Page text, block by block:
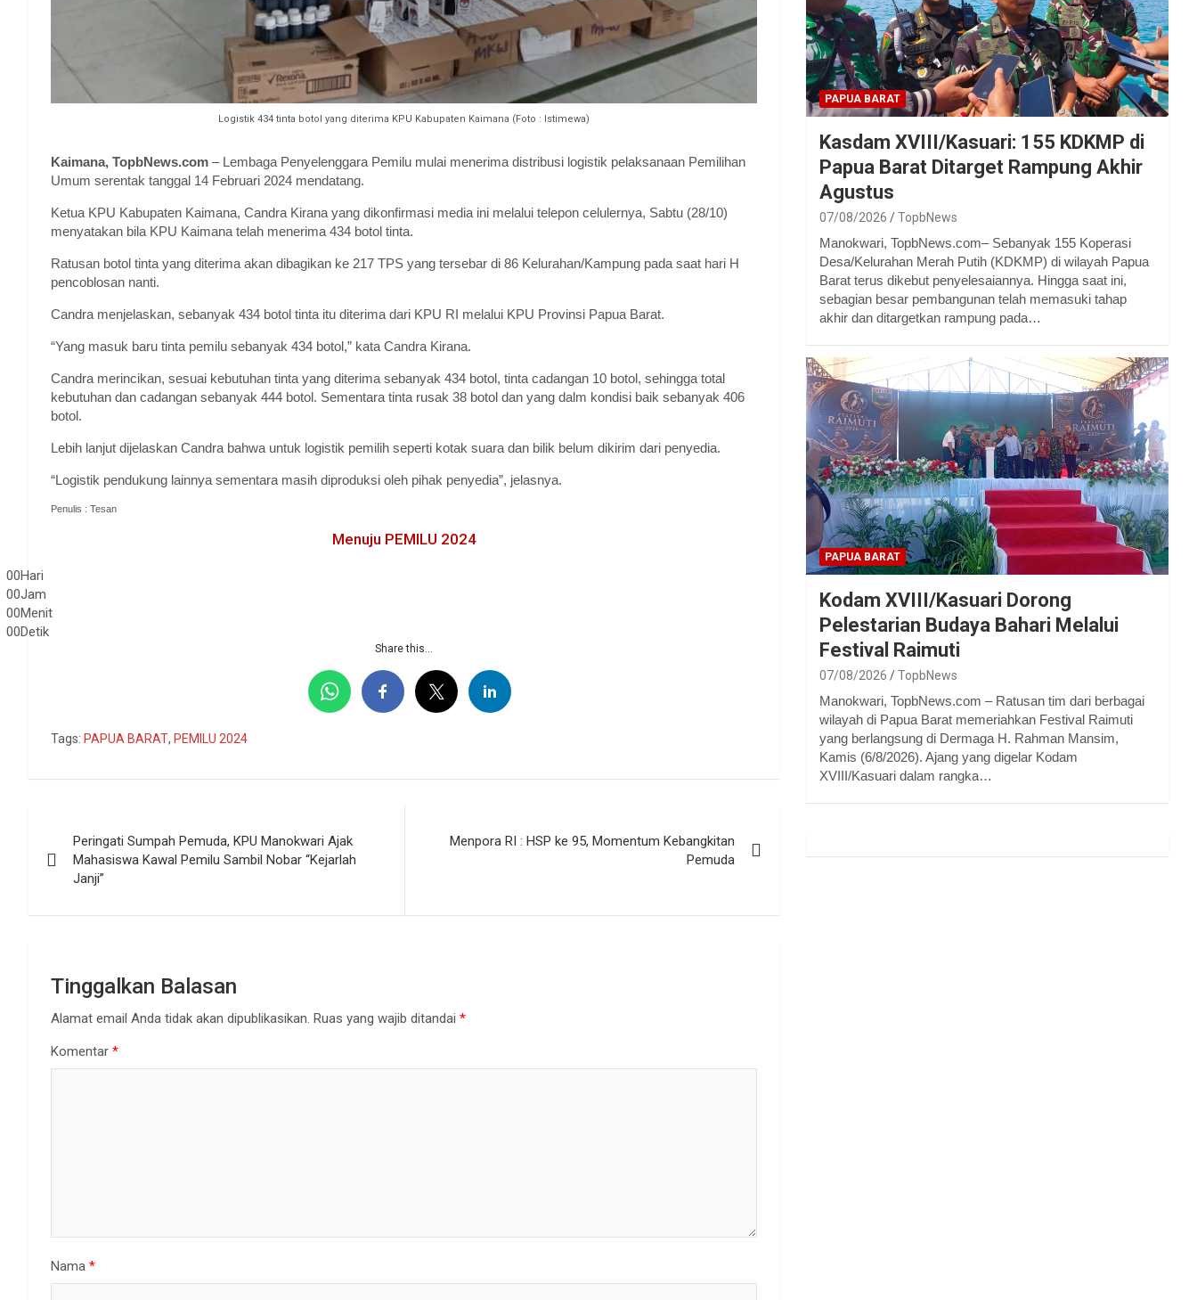
Logistik 434 tinta botol yang diterima KPU Kabupaten Kaimana (Foto : Istimewa)
Kaimana, TopbNews.com – Lembaga Penyelenggara Pemilu mulai menerima distribusi logistik pelaksanaan Pemilihan
Umum serentak tanggal 14 Februari 2024 mendatang.
Ketua KPU Kabupaten Kaimana, Candra Kirana yang dikonfirmasi media ini melalui telepon celulernya, Sabtu (28/10)
menyatakan bila KPU Kaimana telah menerima 434 botol tinta.
Ratusan botol tinta yang diterima akan dibagikan ke 217 TPS yang tersebar di 86 Kelurahan/Kampung pada saat hari H
pencoblosan nanti.
Candra menjelaskan, sebanyak 434 botol tinta itu diterima dari KPU RI melalui KPU Provinsi Papua Barat.
“Yang masuk baru tinta pemilu sebanyak 434 botol,” kata Candra Kirana.
Candra merincikan, sesuai kebutuhan tinta yang diterima sebanyak 434 botol, tinta cadangan 10 botol, sehingga total
kebutuhan dan cadangan sebanyak 444 botol. Sementara tinta rusak 38 botol dan yang dalm kondisi baik sebanyak 406
botol.
Lebih lanjut dijelaskan Candra bahwa untuk logistik pemilih seperti kotak suara dan bilik belum dikirim dari penyedia.
“Logistik pendukung lainnya sementara masih diproduksi oleh pihak penyedia”, jelasnya.
Penulis : Tesan
Menuju PEMILU 2024
00Hari
00Jam
00Menit
00Detik
Share this...
Tags: PAPUA BARAT, PEMILU 2024
pos
Peringati Sumpah Pemuda, KPU Manokwari Ajak
Mahasiswa Kawal Pemilu Sambil Nobar “Kejarlah
Janji”
Menpora RI : HSP ke 95, Momentum Kebangkitan
Pemuda
Tinggalkan Balasan
Alamat email Anda tidak akan dipublikasikan. Ruas yang wajib ditandai *
Komentar *
Nama *
PAPUA BARAT
Kasdam XVIII/Kasuari: 155 KDKMP di
Papua Barat Ditarget Rampung Akhir
Agustus
07/08/2026 TopbNews
Manokwari, TopbNews.com– Sebanyak 155 Koperasi
Desa/Kelurahan Merah Putih (KDKMP) di wilayah Papua
Barat terus dikebut penyelesaiannya. Hingga saat ini,
sebagian besar pembangunan telah memasuki tahap
akhir dan ditargetkan rampung pada…
PAPUA BARAT
Kodam XVIII/Kasuari Dorong
Pelestarian Budaya Bahari Melalui
Festival Raimuti
07/08/2026 TopbNews
Manokwari, TopbNews.com – Ratusan tim dari berbagai
wilayah di Papua Barat memeriahkan Festival Raimuti
yang berlangsung di Dermaga H. Rahman Mansim,
Kamis (6/8/2026). Ajang yang digelar Kodam
XVIII/Kasuari dalam rangka…